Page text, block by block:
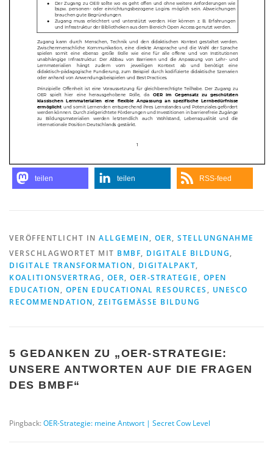
teilen teilen RSS-feed
VERÖFFENTLICHT IN ALLGEMEIN, OER, STELLUNGNAHME
VERSCHLAGWORTET MIT BMBF, DIGITALE BILDUNG,
DIGITALE TRANSFORMATION, DIGITALPAKT,
KOALITIONSVERTRAG , OER, OER-STRATEGIE , OPEN
EDUCATION, OPEN EDUCATIONAL RESOURCES , UNESCO
RECOMMENDATION, ZEITGEMÄSSE BILDUNG
5 GEDANKEN ZU „OER-STRATEGIE:
UNSERE ANTWORTEN AUF DIE FRAGEN
DES BMBF“
Pingback:OER-Strategie: meine Antwort | Secret Cow Level